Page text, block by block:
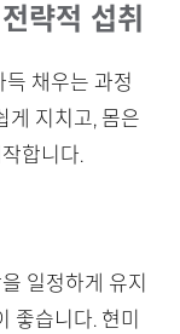
략적 섭취
채우는 과정
게 지치고, 몸은
합니다.
일정하게 유지
좋습니다. 현미